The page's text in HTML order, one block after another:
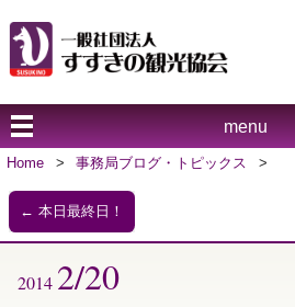
menu
Home > 事務局ブログ・トピックス >
← 本日最終日！
2014 2/20